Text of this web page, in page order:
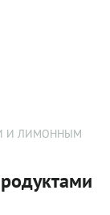
И ЛИМОННЫМ